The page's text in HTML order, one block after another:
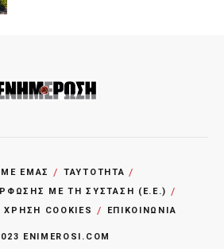
ΜΕ ΕΜΑΣ
ΤΑΥΤΟΤΗΤΑ
ΜΕ ΤΗ ΣΥΣΤΑΣΗ (Ε.Ε.)
ΧΡΗΣΗ COOKIES ΕΠΙΚΟΙΝΩΝΙΑ
ENIMEROSI.COM